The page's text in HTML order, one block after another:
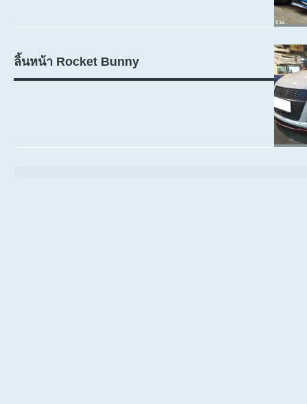
ลิ้นหน้า Rocket Bunny